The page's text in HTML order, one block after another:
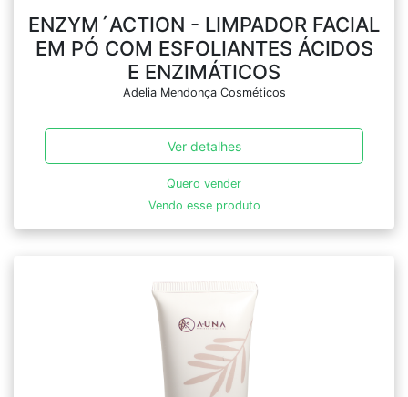
ENZYM´ACTION - LIMPADOR FACIAL
EM PÓ COM ESFOLIANTES ÁCIDOS
E ENZIMÁTICOS
Adelia Mendonça Cosméticos
Ver detalhes
Quero vender
Vendo esse produto